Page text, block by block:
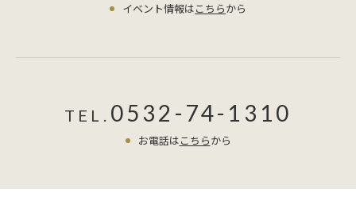
イベント情報はこちらから
TEL. 0532-74-1310
お電話はこちらから